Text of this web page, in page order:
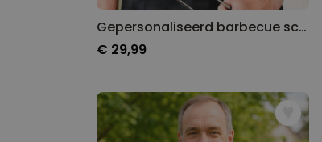
Gepersonaliseerd barbecue schort met tekst
€ 29,99